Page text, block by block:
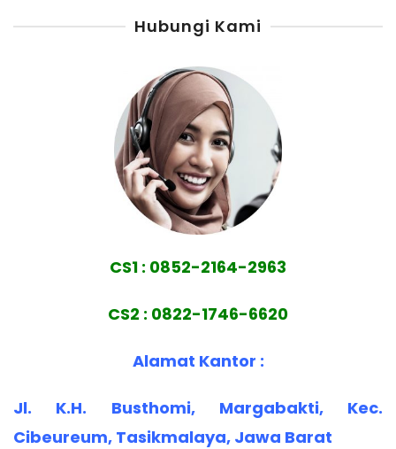
Hubungi Kami
CS1 : 0852-2164-2963
CS2 : 0822-1746-6620
Alamat Kantor :
Jl. K.H. Busthomi, Margabakti, Kec.
Cibeureum, Tasikmalaya, Jawa Barat